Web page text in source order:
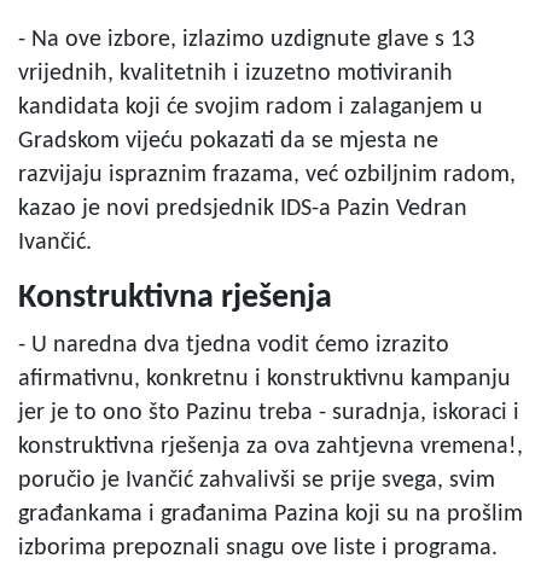
- Na ove izbore, izlazimo uzdignute glave s 13
vrijednih, kvalitetnih i izuzetno motiviranih
kandidata koji će svojim radom i zalaganjem u
Gradskom vijeću pokazati da se mjesta ne
razvijaju ispraznim frazama, već ozbiljnim radom,
kazao je novi predsjednik IDS-a Pazin Vedran
Ivančić.
Konstruktivna rješenja
- U naredna dva tjedna vodit ćemo izrazito
afirmativnu, konkretnu i konstruktivnu kampanju
jer je to ono što Pazinu treba - suradnja, iskoraci i
konstruktivna rješenja za ova zahtjevna vremena!,
poručio je Ivančić zahvalivši se prije svega, svim
građankama i građanima Pazina koji su na prošlim
izborima prepoznali snagu ove liste i programa.